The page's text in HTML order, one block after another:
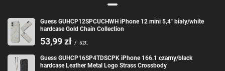
Guess GUHCP12SPCUCHWH iPhone 12 mini 5,4" biały/white
hardcase Gold Chain Collection
53,99 zł / szt.
Guess GUHCP16SP4TDSCPK iPhone 166.1 czarny/black
hardcase Leather Metal Logo Strass Crossbody